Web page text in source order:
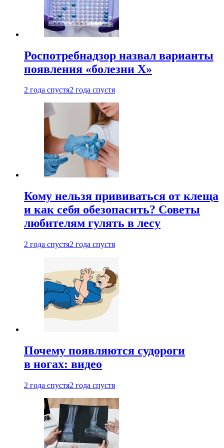
Роспотребнадзор назвал варианты
появления «болезни Х»
2 года спустя2 года спустя
Кому нельзя прививаться от клеща
и как себя обезопасить? Советы
любителям гулять в лесу
2 года спустя2 года спустя
Почему появляются судороги
в ногах: видео
2 года спустя2 года спустя